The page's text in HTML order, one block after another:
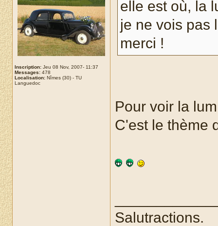
Inscription: Jeu 08 Nov, 2007- 11:37
Messages: 478
Localisation: Nîmes (30) - TU
Languedoc
elle est où, la
je ne vois pas
merci !
Pour voir la
C'est le thème
Salutractions.